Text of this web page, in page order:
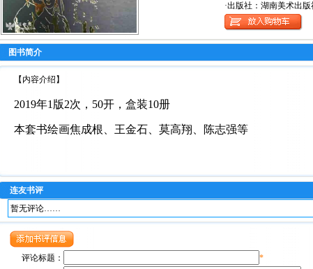
·出版社：湖南美术出版
图书简介
【内容介绍】
2019年1版2次，50开，盒装10册
本套书绘画焦成根、王金石、莫高翔、陈志强等
连友书评
暂无评论……
评论标题： *